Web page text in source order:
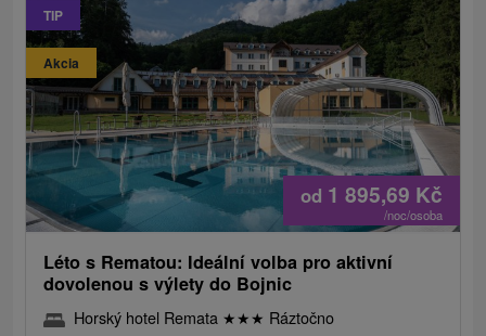
TIP
Akcia
od 1 895,69 Kč
/noc/osoba
Léto s Rematou: Ideální volba pro aktivní
dovolenou s výlety do Bojnic
Horský hotel Remata ★★★ Ráztočno